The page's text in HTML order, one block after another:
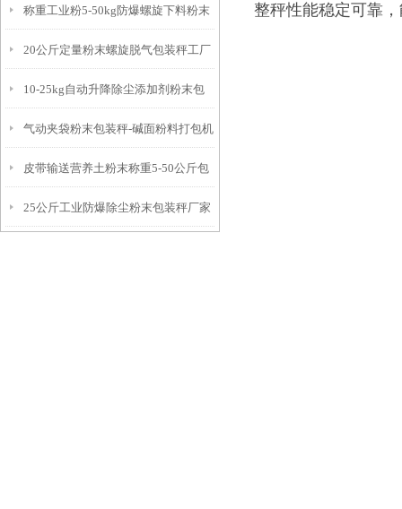
秤产品介绍
称重工业粉5-50kg防爆螺旋下料粉末
包装秤
20公斤定量粉末螺旋脱气包装秤工厂
生产
10-25kg自动升降除尘添加剂粉末包
装秤参数
气动夹袋粉末包装秤-碱面粉料打包机
厂家
皮带输送营养土粉末称重5-50公斤包
装秤厂家
25公斤工业防爆除尘粉末包装秤厂家
整秤性能稳定可靠